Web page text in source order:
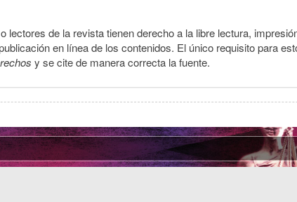
de la revista tienen derecho a la libre lectura,
en línea de los contenidos. El único requisito para
y se cite de manera correcta la fuente.